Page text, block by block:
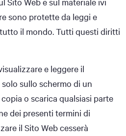
sono protette da leggi e
il mondo. Tutti questi diritti
e leggere il
sullo schermo di un
o scarica qualsiasi parte
dei presenti termini di
il Sito Web cesserà